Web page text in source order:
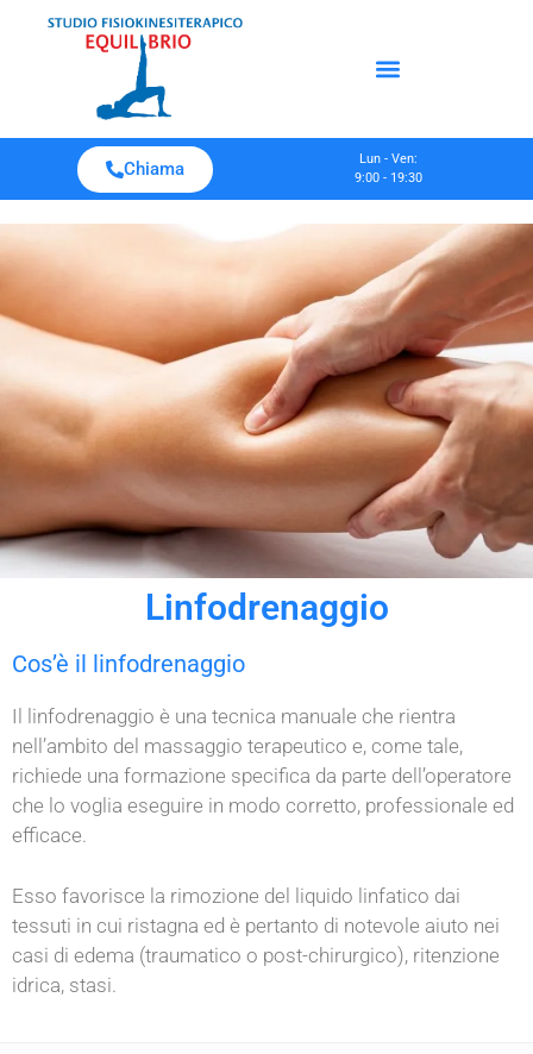
Chiama
Lun - Ven:
9:00 - 19:30
Linfodrenaggio
Cos’è il linfodrenaggio
Il linfodrenaggio è una tecnica manuale che rientra
nell’ambito del massaggio terapeutico e, come tale,
richiede una formazione specifica da parte dell’operatore
che lo voglia eseguire in modo corretto, professionale ed
efficace.
Esso favorisce la rimozione del liquido linfatico dai
tessuti in cui ristagna ed è pertanto di notevole aiuto nei
casi di edema (traumatico o post-chirurgico), ritenzione
idrica, stasi.